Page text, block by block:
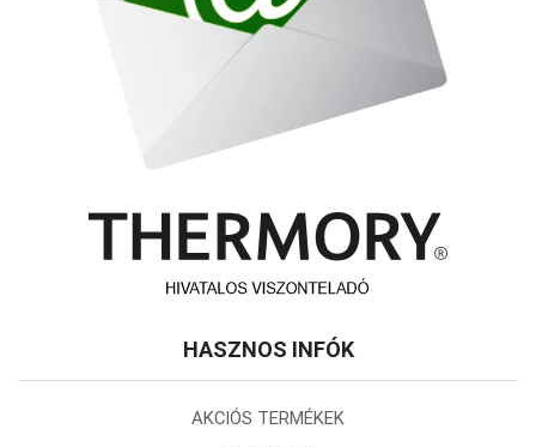
HASZNOS INFÓK
AKCIÓS TERMÉKEK